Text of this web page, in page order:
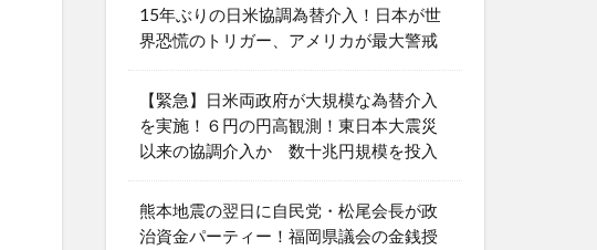
15年ぶりの日米協調為替介入！日本が世
界恐慌のトリガー、アメリカが最大警戒
【緊急】日米両政府が大規模な為替介入
を実施！６円の円高観測！東日本大震災
以来の協調介入か 数十兆円規模を投入
熊本地震の翌日に自民党・松尾会長が政
治資金パーティー！福岡県議会の金銭授